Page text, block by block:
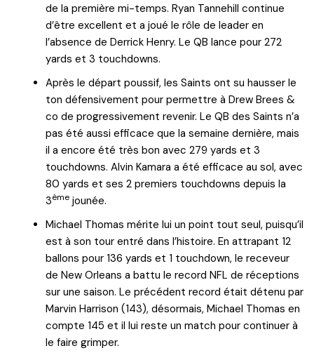
de la première mi-temps. Ryan Tannehill continue
d’être excellent et a joué le rôle de leader en
l’absence de Derrick Henry. Le QB lance pour 272
yards et 3 touchdowns.
Après le départ poussif, les Saints ont su hausser le
ton défensivement pour permettre à Drew Brees &
co de progressivement revenir. Le QB des Saints n’a
pas été aussi efficace que la semaine dernière, mais
il a encore été très bon avec 279 yards et 3
touchdowns. Alvin Kamara a été efficace au sol, avec
80 yards et ses 2 premiers touchdowns depuis la
3ème jounée.
Michael Thomas mérite lui un point tout seul, puisqu’il
est à son tour entré dans l’histoire. En attrapant 12
ballons pour 136 yards et 1 touchdown, le receveur
de New Orleans a battu le record NFL de réceptions
sur une saison. Le précédent record était détenu par
Marvin Harrison (143), désormais, Michael Thomas en
compte 145 et il lui reste un match pour continuer à
le faire grimper.